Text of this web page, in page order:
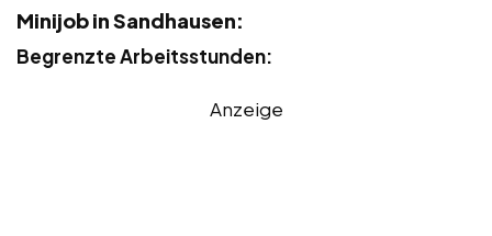
Minijob in Sandhausen:
Begrenzte Arbeitsstunden:
Anzeige